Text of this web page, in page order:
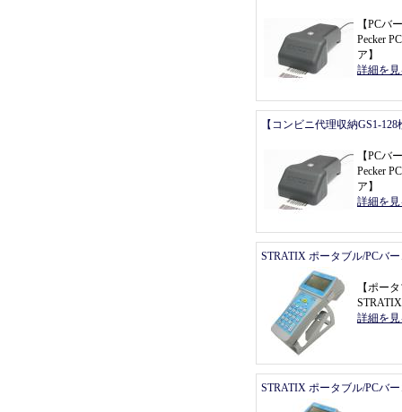
【PCバ
Pecker
ア 】
詳細を
【コンビニ代理収納GS1-
【PCバ
Pecker
ア 】
詳細を
STRATIX ポータブル/PCバ
【ポー
詳細を
STRATIX ポータブル/PCバ